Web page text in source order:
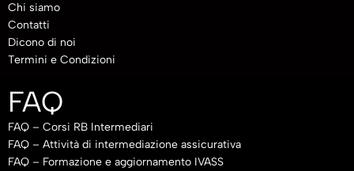
Chi siamo
Contatti
Dicono di noi
Termini e Condizioni
FAQ
FAQ – Corsi RB Intermediari
FAQ – Attività di intermediazione assicurativa
FAQ – Formazione e aggiornamento IVASS